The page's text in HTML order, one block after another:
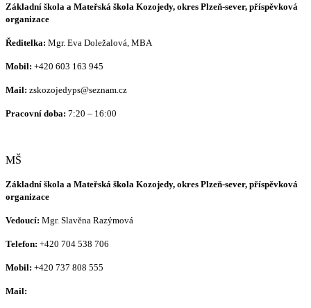
Základní škola a Mateřská škola Kozojedy, okres Plzeň-sever, příspěvková
organizace
Ředitelka: Mgr. Eva Doležalová, MBA
Mobil: +420 603 163 945
Mail: zskozojedyps@seznam.cz
Pracovní doba: 7:20 – 16:00
MŠ
Základní škola a Mateřská škola Kozojedy, okres Plzeň-sever, příspěvková
organizace
Vedoucí: Mgr. Slavěna Razýmová
Telefon: +420 704 538 706
Mobil: +420 737 808 555
Mail: